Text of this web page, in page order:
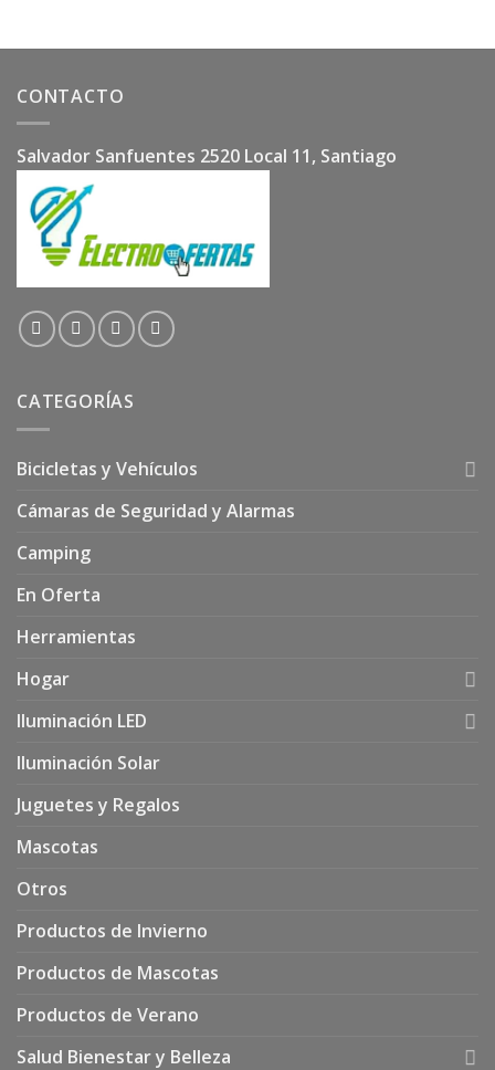
CONTACTO
Salvador Sanfuentes 2520 Local 11, Santiago
CATEGORÍAS
Bicicletas y Vehículos
Cámaras de Seguridad y Alarmas
Camping
En Oferta
Herramientas
Hogar
Iluminación LED
Iluminación Solar
Juguetes y Regalos
Mascotas
Otros
Productos de Invierno
Productos de Mascotas
Productos de Verano
Salud Bienestar y Belleza